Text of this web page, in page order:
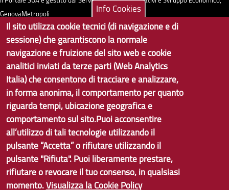
GenovaMetropoli
Tecnologie e Accessibilità
Contatti per il sito Web
Info Cookies
Il sito utilizza cookie tecnici (di navigazione e di
sessione) che garantiscono la normale
navigazione e fruizione del sito web e cookie
analitici inviati da terze parti (Web Analytics
Italia) che consentono di tracciare e analizzare,
in forma anonima, il comportamento per quanto
riguarda tempi, ubicazione geografica e
comportamento sul sito.Puoi acconsentire
all’utilizzo di tali tecnologie utilizzando il
pulsante “Accetta” o rifiutare utilizzando il
pulsante "Rifiuta". Puoi liberamente prestare,
rifiutare o revocare il tuo consenso, in qualsiasi
momento.Visualizza la Cookie Policy